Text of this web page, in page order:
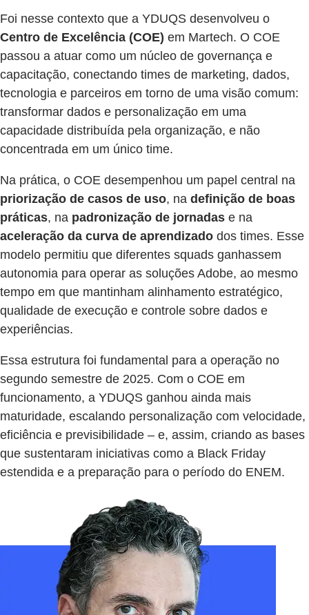
Foi nesse contexto que a YDUQS desenvolveu o
Centro de Excelência (COE) em Martech. O COE
passou a atuar como um núcleo de governança e
capacitação, conectando times de marketing, dados,
tecnologia e parceiros em torno de uma visão comum:
transformar dados e personalização em uma
capacidade distribuída pela organização, e não
concentrada em um único time.
Na prática, o COE desempenhou um papel central na
priorização de casos de uso, na definição de boas
práticas, na padronização de jornadas e na
aceleração da curva de aprendizado dos times. Esse
modelo permitiu que diferentes squads ganhassem
autonomia para operar as soluções Adobe, ao mesmo
tempo em que mantinham alinhamento estratégico,
qualidade de execução e controle sobre dados e
experiências.
Essa estrutura foi fundamental para a operação no
segundo semestre de 2025. Com o COE em
funcionamento, a YDUQS ganhou ainda mais
maturidade, escalando personalização com velocidade,
eficiência e previsibilidade – e, assim, criando as bases
que sustentaram iniciativas como a Black Friday
estendida e a preparação para o período do ENEM.